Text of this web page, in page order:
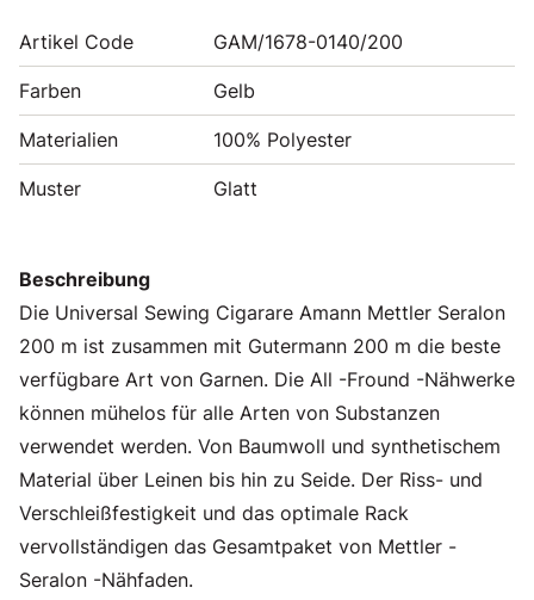
Artikel Code GAM/1678-0140/200
Farben Gelb
Materialien 100% Polyester
Muster Glatt
Beschreibung
Die Universal Sewing Cigarare Amann Mettler Seralon
200 m ist zusammen mit Gutermann 200 m die beste
verfügbare Art von Garnen. Die All -Fround -Nähwerke
können mühelos für alle Arten von Substanzen
verwendet werden. Von Baumwoll und synthetischem
Material über Leinen bis hin zu Seide. Der Riss- und
Verschleißfestigkeit und das optimale Rack
vervollständigen das Gesamtpaket von Mettler -
Seralon -Nähfaden.